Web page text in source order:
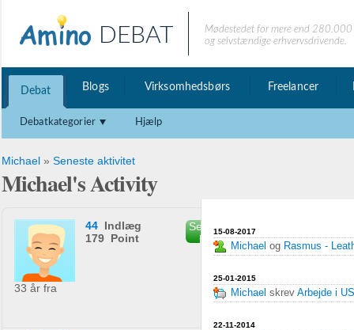
DEBAT
Mødestedet for mere end
og selvstændige erhvervsdrivende.
Debat Blogs Virksomhedsbørs Freelancer
Debatkategorier Hjælp
Michael » Seneste aktivitet
Michael's Activity
33 år fra
44 Indlæg
179 Point
Send privat
besked
15-08-2017
Michael og Rasmus -
25-01-2015
Michael skrev Arbejde i
22-11-2014